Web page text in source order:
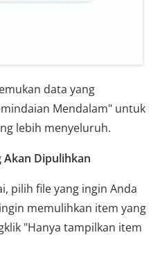
data yang
Mendalam" untuk
lebih menyeluruh.
Akan Dipulihkan
pilih file yang ingin Anda
memulihkan item yang
"Hanya tampilkan item